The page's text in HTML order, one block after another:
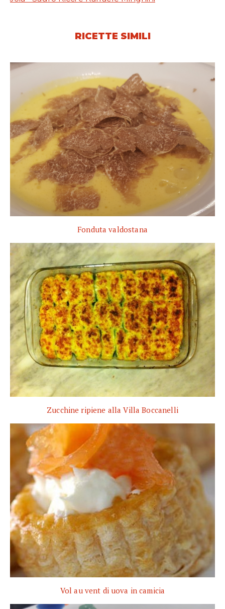
RICETTE SIMILI
Fonduta valdostana
Zucchine ripiene alla Villa Boccanelli
Vol au vent di uova in camicia